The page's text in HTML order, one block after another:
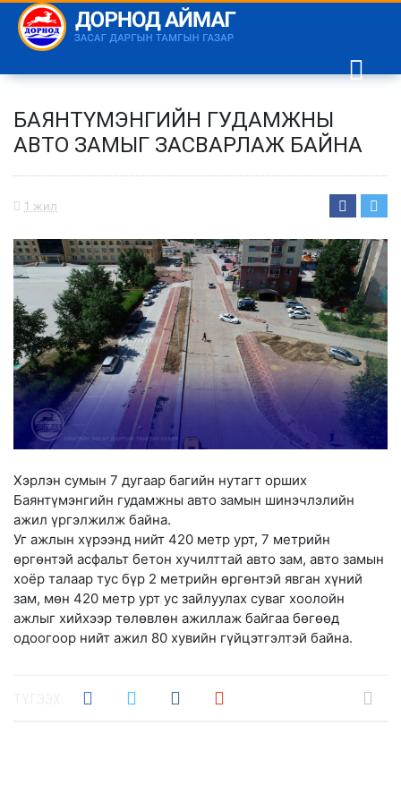
БАЯНТҮМЭНГИЙН ГУДАМЖНЫ
АВТО ЗАМЫГ ЗАСВАРЛАЖ БАЙНА
1 жил
Хэрлэн сумын 7 дугаар багийн нутагт орших
Баянтүмэнгийн гудамжны авто замын шинэчлэлийн
ажил үргэлжилж байна.
Уг ажлын хүрээнд нийт 420 метр урт, 7 метрийн
өргөнтэй асфальт бетон хучилттай авто зам, авто замын
хоёр талаар тус бүр 2 метрийн өргөнтэй явган хүний
зам, мөн 420 метр урт ус зайлуулах суваг хоолойн
ажлыг хийхээр төлөвлөн ажиллаж байгаа бөгөөд
одоогоор нийт ажил 80 хувийн гүйцэтгэлтэй байна.